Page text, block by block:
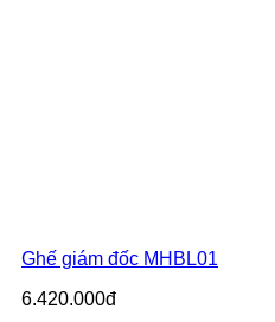
Ghế giám đốc MHBL01
6.420.000đ